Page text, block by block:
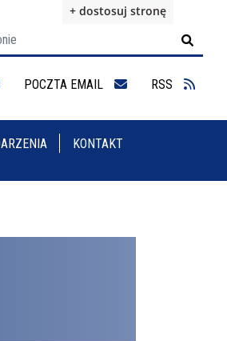
+ dostosuj stronę
na 125%
na 100%

POCZTA EMAIL RSS
KONTAKT